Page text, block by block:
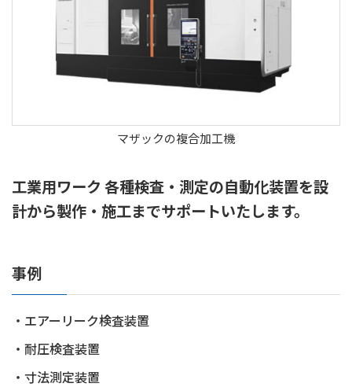
マザックの複合加工機
工業用ワーク 各種検査・測定の自動化装置を設
計から製作・施工までサポートいたします。
事例
・エアーリーク検査装置
・耐圧検査装置
・寸法測定装置